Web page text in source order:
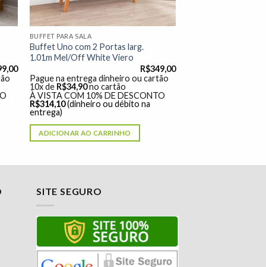
BUFFET PARA SALA
Buffet Uno com 2 Portas larg.
1.01m Mel/Off White Viero
R$349,00
Pague na entrega dinheiro ou cartão
10x de R$34,90no cartão
À VISTA COM 10% DE DESCONTO
R$314,10 (dinheiro ou débito na
entrega)
ADICIONAR AO CARRINHO
SITE SEGURO